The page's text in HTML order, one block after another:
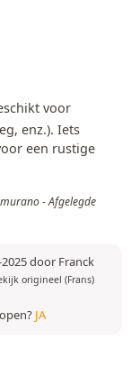
voor
enz.). Iets
een rustige
- Afgelegde
door Franck
origineel (Frans)
JA